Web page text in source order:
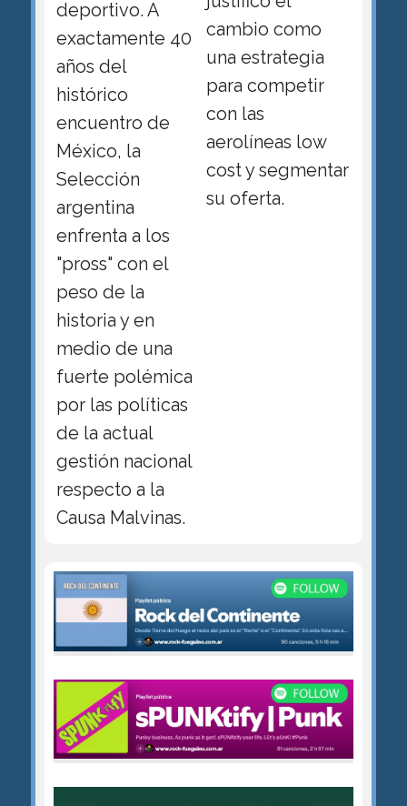
deportivo. A
exactamente 40
años del
histórico
encuentro de
México, la
Selección
argentina
enfrenta a los
"pross" con el
peso de la
historia y en
medio de una
fuerte polémica
por las políticas
de la actual
gestión nacional
respecto a la
Causa Malvinas.
cambio como
una estrategia
para competir
con las
aerolíneas low
cost y segmentar
su oferta.